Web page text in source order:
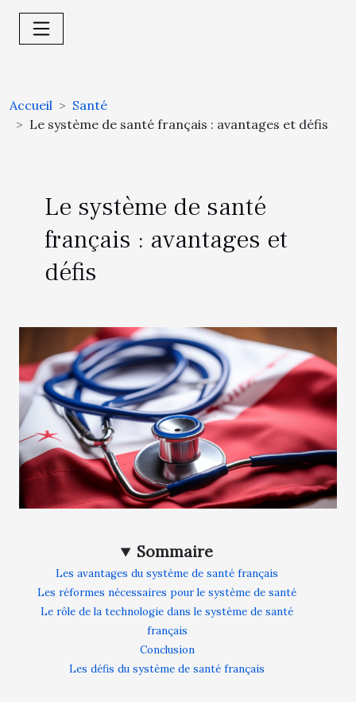
Accueil
Santé
Le système de santé français : avantages et défis
Le système de santé
français : avantages et
défis
Sommaire
Les avantages du système de santé français
Les réformes nécessaires pour le système de santé
Le rôle de la technologie dans le système de santé
français
Conclusion
Les défis du système de santé français